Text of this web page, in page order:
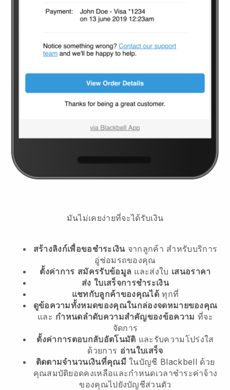
มันไม่เคยง่ายที่จะได้รับเงิน
สร้างลิงก์เพื่อขอชำระเงินจากลูกค้า สำหรับบริการ
อู่ซ่อมรถของคุณ
ตั้งค่าการ สมัครรับข้อมูล และส่งใบ เสนอราคา
ส่ง ใบเสร็จการชำระเงิน
แชทกับลูกค้าของคุณได้ทุกที่
ดูข้อความทั้งหมดของคุณในกล่องจดหมายของคุณ
และ กำหนดลำดับความสำคัญของข้อความ ที่จะ
จัดการ
ตั้งค่าการตอบกลับอัตโนมัติ และรับความโปร่งใส
ด้วยการ อ่านใบเสร็จ
ติดตามจำนวนเงินที่คุณมีในบัญชี Blackbell ด้วย
คุณสมบัติยอดคงเหลือและกำหนดเวลาชำระค่าจ้าง
ของคุณไปยังบัญชีส่วนตัว